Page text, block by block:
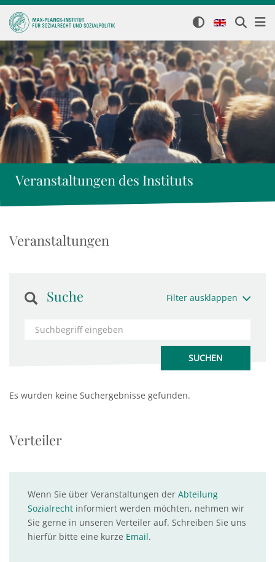
Veranstaltungen des Instituts
Veranstaltungen
Suche Filter ausklappen
Es wurden keine Suchergebnisse gefunden.
Verteiler
Wenn Sie über Veranstaltungen der Abteilung
Sozialrecht informiert werden möchten, nehmen wir
Sie gerne in unseren Verteiler auf. Schreiben Sie uns
hierfür bitte eine kurze Email.